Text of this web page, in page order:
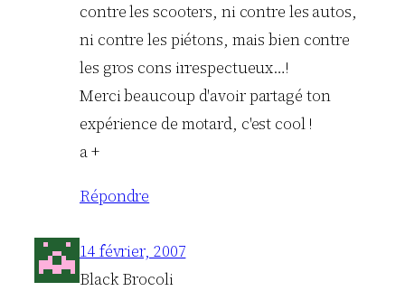
contre les scooters, ni contre les autos,
ni contre les piétons, mais bien contre
les gros cons irrespectueux…!
Merci beaucoup d'avoir partagé ton
expérience de motard, c'est cool !
a +
Répondre
14 février, 2007
Black Brocoli